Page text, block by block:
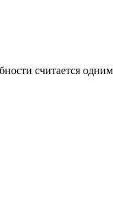
считается